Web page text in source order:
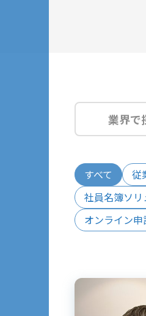
業界で
すべて 従
社員名簿ソ
オンライン申